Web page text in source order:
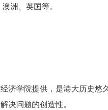
洲、英国等。
济学院提供，是港大历史
决问题的创造性。